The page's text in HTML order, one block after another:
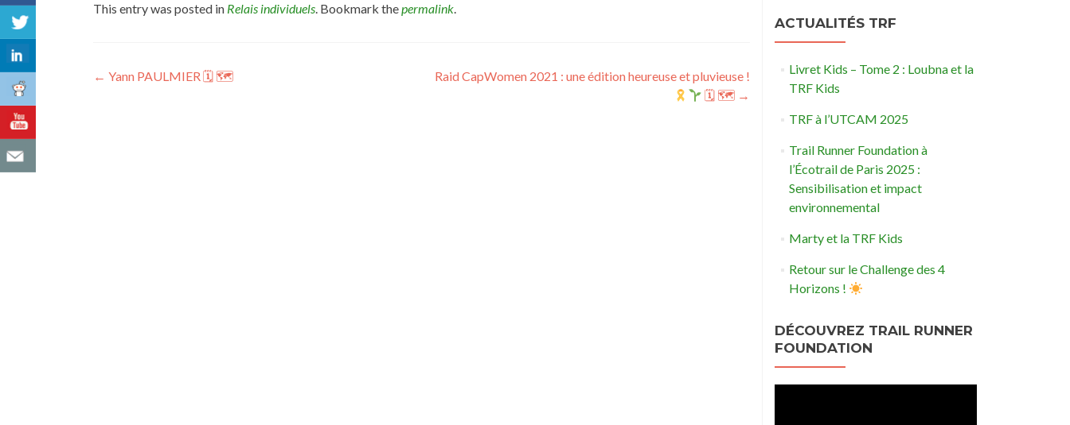
This entry was posted in Relais individuels. Bookmark thepermalink.
Post
← Yann PAULMIER 🗓 🗺
Raid CapWomen 2021 : une édition heureuse et pluvieuse !
🗓 🗺 →
ACTUALITÉS TRF
Livret Kids – Tome 2 : Loubna et la
TRF Kids
TRF à l’UTCAM 2025
Trail Runner Foundation à
l’Écotrail de Paris 2025 :
Sensibilisation et impact
environnemental
Marty et la TRF Kids
Retour sur le Challenge des 4
Horizons !
DÉCOUVREZ TRAIL RUNNER
FOUNDATION